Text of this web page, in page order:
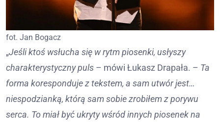
fot. Jan Bogacz
„Jeśli ktoś wsłucha się w rytm piosenki, usłyszy
charakterystyczny puls – mówi Łukasz Drapała. – Ta
forma koresponduje z tekstem, a sam utwór jest…
niespodzianką, którą sam sobie zrobiłem z porywu
serca. To miał być ukryty wśród innych piosenek na